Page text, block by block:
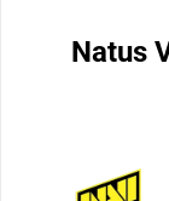
Natus